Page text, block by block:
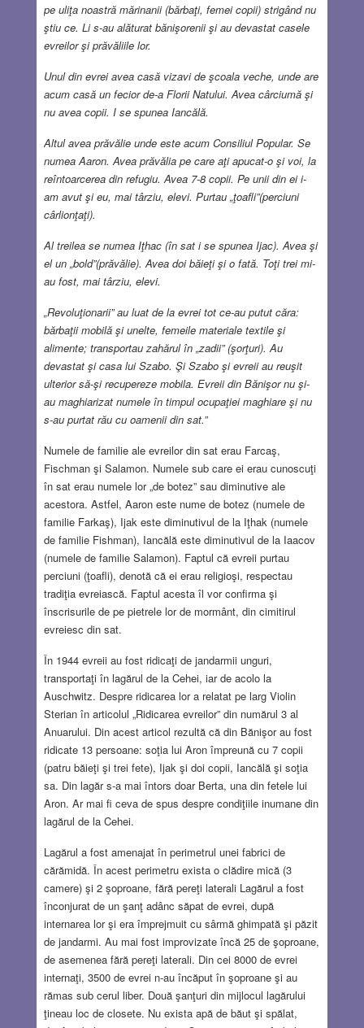
pe uliţa noastră mărinanii (bărbaţi, femei copii) strigând nu
ştiu ce. Li s-au alăturat bănişorenii şi au devastat casele
evreilor şi prăvăliile lor.
Unul din evrei avea casă vizavi de şcoala veche, unde are
acum casă un fecior de-a Florii Natului. Avea cârciumă şi
nu avea copii. I se spunea Iancălă.
Altul avea prăvălie unde este acum Consiliul Popular. Se
numea Aaron. Avea prăvălia pe care aţi apucat-o şi voi, la
reîntoarcerea din refugiu. Avea 7-8 copii. Pe unii din ei i-
am avut şi eu, mai târziu, elevi. Purtau „ţoafli”(perciuni
cârlionţaţi).
Al treilea se numea Iţhac (în sat i se spunea Ijac). Avea şi
el un „bold”(prăvălie). Avea doi băieţi şi o fată. Toţi trei mi-
au fost, mai târziu, elevi.
„Revoluţionarii” au luat de la evrei tot ce-au putut căra:
bărbaţii mobilă şi unelte, femeile materiale textile şi
alimente; transportau zahărul în „zadii” (şorţuri). Au
devastat şi casa lui Szabo. Şi Szabo şi evreii au reuşit
ulterior să-şi recupereze mobila. Evreii din Bănişor nu şi-
au maghiarizat numele în timpul ocupaţiei maghiare şi nu
s-au purtat rău cu oamenii din sat.”
Numele de familie ale evreilor din sat erau Farcaş,
Fischman şi Salamon. Numele sub care ei erau cunoscuţi
în sat erau numele lor „de botez” sau diminutive ale
acestora. Astfel, Aaron este nume de botez (numele de
familie Farkaş), Ijak este diminutivul de la Iţhak (numele
de familie Fishman), Iancălă este diminutivul de la Iaacov
(numele de familie Salamon). Faptul că evreii purtau
perciuni (ţoafli), denotă că ei erau religioşi, respectau
tradiţia evreiască. Faptul acesta îl vor confirma şi
înscrisurile de pe pietrele lor de mormânt, din cimitirul
evreiesc din sat.
În 1944 evreii au fost ridicaţi de jandarmii unguri,
transportaţi în lagărul de la Cehei, iar de acolo la
Auschwitz. Despre ridicarea lor a relatat pe larg Violin
Sterian în articolul „Ridicarea evreilor” din numărul 3 al
Anuarului. Din acest articol rezultă că din Bănişor au fost
ridicate 13 persoane: soţia lui Aron împreună cu 7 copii
(patru băieţi şi trei fete), Ijak şi doi copii, Iancălă şi soţia
sa. Din lagăr s-a mai întors doar Berta, una din fetele lui
Aron. Ar mai fi ceva de spus despre condiţiile inumane din
lagărul de la Cehei.
Lagărul a fost amenajat în perimetrul unei fabrici de
cărămidă. În acest perimetru exista o clădire mică (3
camere) şi 2 şoproane, fără pereţi laterali Lagărul a fost
înconjurat de un şanţ adânc săpat de evrei, după
internarea lor şi era împrejmuit cu sârmă ghimpată şi păzit
de jandarmi. Au mai fost improvizate încă 25 de şoproane,
de asemenea fără pereţi laterali. Din cei 8000 de evrei
internaţi, 3500 de evrei n-au încăput în şoproane şi au
rămas sub cerul liber. Două şanţuri din mijlocul lagărului
ţineau loc de closete. Nu exista apă de băut şi spălat,